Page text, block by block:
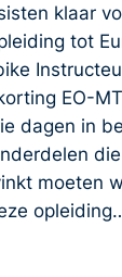
klaar
tot
EO-
dagen in
moeten